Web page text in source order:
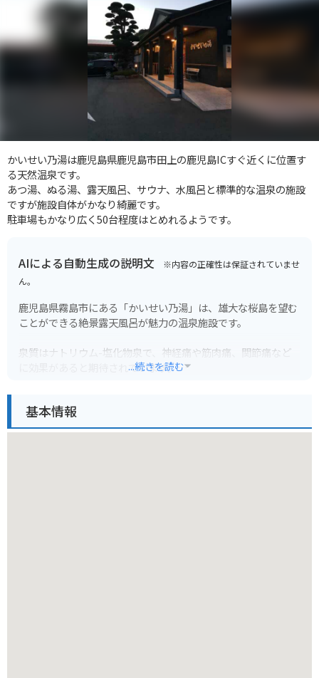
かいせい乃湯は鹿児島県鹿児島市田上の鹿児島ICすぐ近くに位置す
る天然温泉です。
あつ湯、ぬる湯、露天風呂、サウナ、水風呂と標準的な温泉の施設
ですが施設自体がかなり綺麗です。
駐車場もかなり広く50台程度はとめれるようです。
AIによる自動生成の説明文 ※内容の正確性は保証されていませ
ん。
鹿児島県霧島市にある「かいせい乃湯」は、雄大な桜島を望む
ことができる絶景露天風呂が魅力の温泉施設です。
泉質はナトリウム-塩化物泉で、神経痛や筋肉痛、関節痛など
に効果があると期待されています。
周辺には、霧島神宮や仙巌園など観光スポットも点在してお
...続きを読む
基本情報